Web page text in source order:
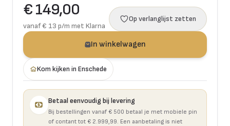
€ 149,00
vanaf € 13 p/m met Klarna
Op verlanglijst zetten
In winkelwagen
Kom kijken in Enschede
Betaal eenvoudig bij levering
Bij bestellingen vanaf € 500 betaal je met mobiele pin
of contant tot € 2.999,99. Een aanbetaling is niet